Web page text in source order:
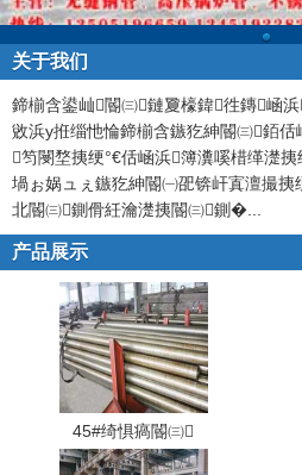
关于我们
鍗椾含鍙屾閽㈢鏈夐檺鍏徃鏄崡
敓浜у拰缁忚惀鍗椾含鏃犵紳閽㈢銆
笉閿堥挗绠°€佸崡浜簿瀵嗘棤缂濋
堝ぉ娲ュぇ鏃犵紳閽㈠巶锛屽寘澶撮挗
北閽㈢鍘傦紝瀹濋挗閽㈢鍘�
产品展示
45#绮惧瘑閽㈢